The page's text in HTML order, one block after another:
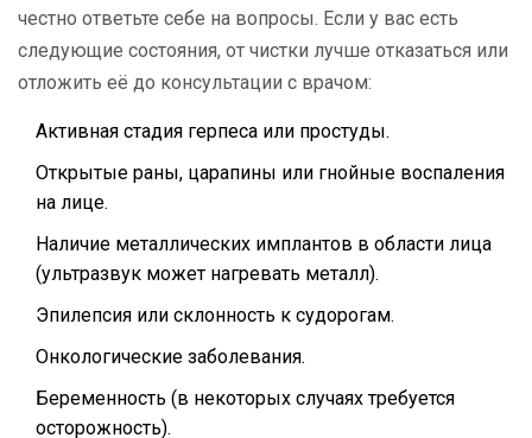
честно ответьте себе на вопросы. Если у вас есть
следующие состояния, от чистки лучше отказаться или
отложить её до консультации с врачом:
Активная стадия герпеса или простуды.
Открытые раны, царапины или гнойные воспаления
на лице.
Наличие металлических имплантов в области лица
(ультразвук может нагревать металл).
Эпилепсия или склонность к судорогам.
Онкологические заболевания.
Беременность (в некоторых случаях требуется
осторожность).